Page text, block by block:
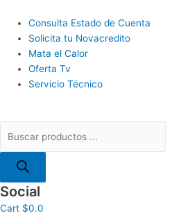
contenido
Main
Menu
Consulta Estado de Cuenta
Solicita tu Novacredito
Mata el Calor
Oferta Tv
Servicio Técnico
productos
Social
Cart $0.0
precio
original
era:
$4.5.
precio
actual
es:
$3.5.
TECLADO/MOUSE
MANHATTAN
178990
INALAMBRICO
cantidad